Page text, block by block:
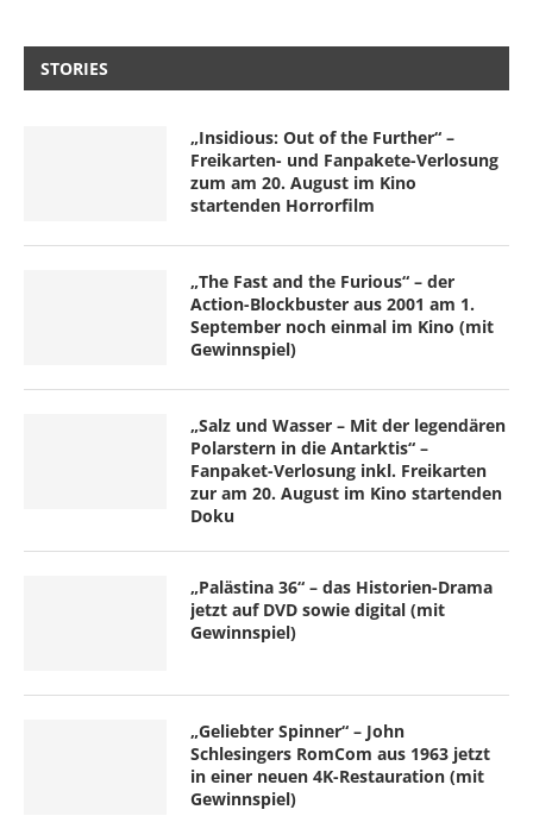
STORIES
„Insidious: Out of the Further“ –
Freikarten- und Fanpakete-Verlosung
zum am 20. August im Kino
startenden Horrorfilm
„The Fast and the Furious“ – der
Action-Blockbuster aus 2001 am 1.
September noch einmal im Kino (mit
Gewinnspiel)
„Salz und Wasser – Mit der legendären
Polarstern in die Antarktis“ –
Fanpaket-Verlosung inkl. Freikarten
zur am 20. August im Kino startenden
Doku
„Palästina 36“ – das Historien-Drama
jetzt auf DVD sowie digital (mit
Gewinnspiel)
„Geliebter Spinner“ – John
Schlesingers RomCom aus 1963 jetzt
in einer neuen 4K-Restauration (mit
Gewinnspiel)